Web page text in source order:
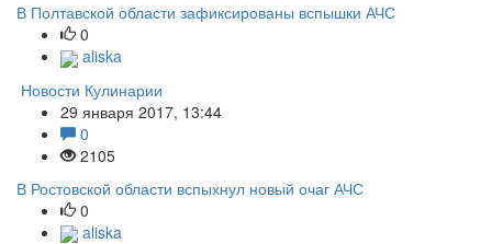
В Полтавской области зафиксированы вспышки АЧС
0
aliska
Новости Кулинарии
29 января 2017, 13:44
0
2105
В Ростовской области вспыхнул новый очаг АЧС
0
aliska